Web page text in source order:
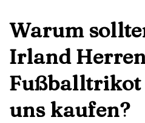
Warum
Irland
Fußballtrikot
uns kaufen?